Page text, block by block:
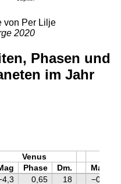
von Per Lilje
2020
Phasen und
im Jahr
Venus
Phase Dm. Mag
0,65 18
−0,2